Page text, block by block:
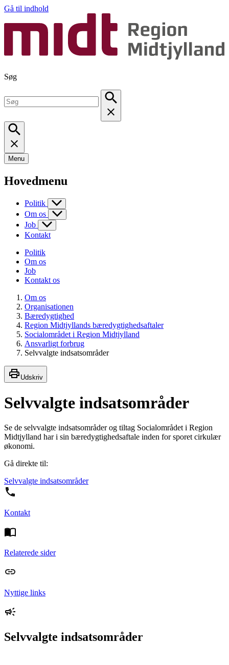
Gå til indhold
Søg
Menu
Hovedmenu
Politik
Om os
Job
Kontakt
Politik
Om os
Job
Kontakt os
Om os
Organisationen
Bæredygtighed
Region Midtjyllands bæredygtighedsaftaler
Socialområdet i Region Midtjylland
Ansvarligt forbrug
Selvvalgte indsatsområder
Udskriv
Selvvalgte indsatsområder
Se de selvvalgte indsatsområder og tiltag Socialområdet i Region
Midtjylland har i sin bæredygtighedsaftale inden for sporet cirkulær
økonomi.
Gå direkte til:
Selvvalgte indsatsområder
Kontakt
Relaterede sider
Nyttige links
Selvvalgte indsatsområder